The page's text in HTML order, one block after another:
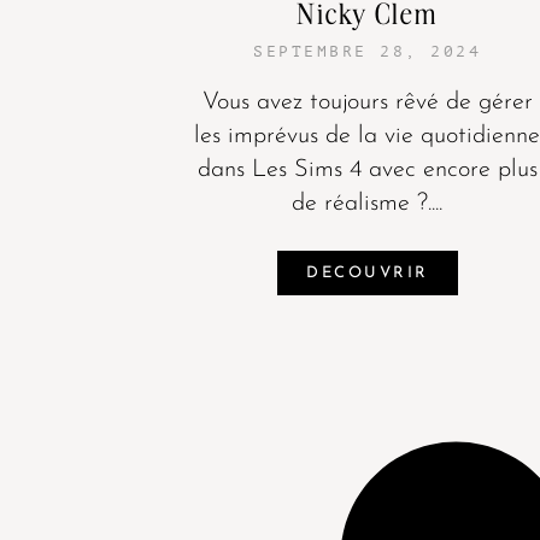
Nicky Clem
SEPTEMBRE 28, 2024
Vous avez toujours rêvé de gérer
les imprévus de la vie quotidienne
dans Les Sims 4 avec encore plus
de réalisme ?....
DECOUVRIR